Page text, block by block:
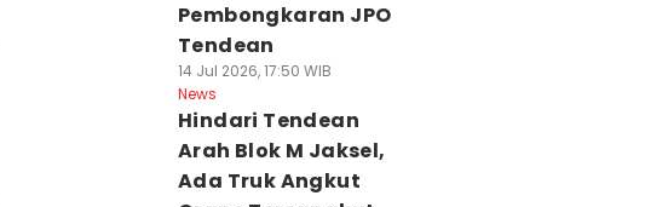
Pembongkaran JPO
Tendean
14 Jul 2026, 17:50 WIB
News
Hindari Tendean
Arah Blok M Jaksel,
Ada Truk Angkut